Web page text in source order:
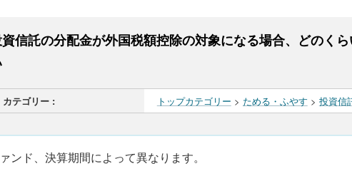
信託の分配金が外国税額控除の対象になる場合、どのく
カテゴリー : トップカテゴリー > ためる・ふやす > 投資信
ンド、決算期間によって異なります。